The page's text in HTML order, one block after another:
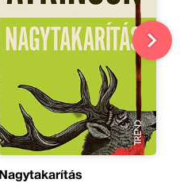
Nagytakarítás